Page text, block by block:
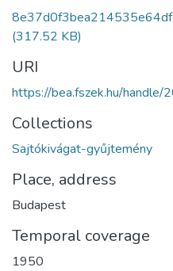
(317.52 KB)
URI
https://bea.fszek.hu/
Collections
Sajtókivágat-gyűjtemény
Place, address
Budapest
Temporal coverage
1950